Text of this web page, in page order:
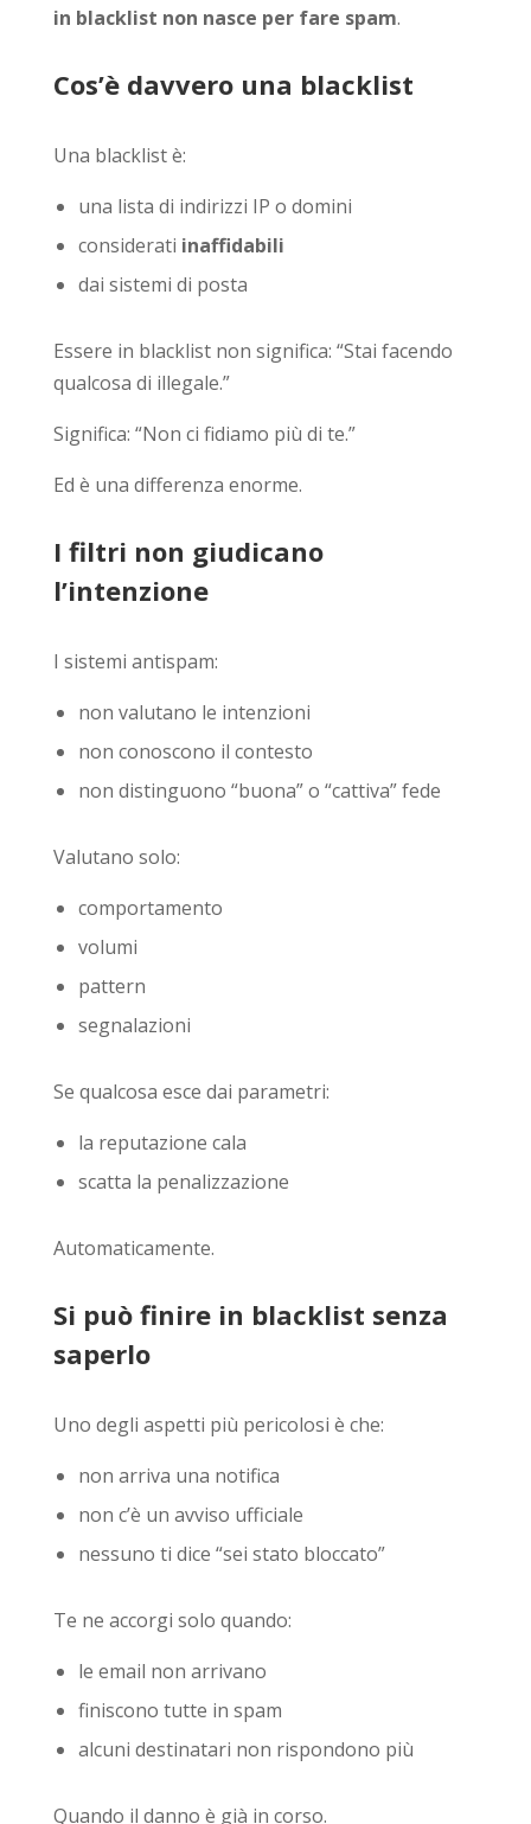
in blacklist non nasce per fare spam.
Cos’è davvero una blacklist
Una blacklist è:
una lista di indirizzi IP o domini
considerati inaffidabili
dai sistemi di posta
Essere in blacklist non significa: “Stai facendo
qualcosa di illegale.”
Significa: “Non ci fidiamo più di te.”
Ed è una differenza enorme.
I filtri non giudicano
l’intenzione
I sistemi antispam:
non valutano le intenzioni
non conoscono il contesto
non distinguono “buona” o “cattiva” fede
Valutano solo:
comportamento
volumi
pattern
segnalazioni
Se qualcosa esce dai parametri:
la reputazione cala
scatta la penalizzazione
Automaticamente.
Si può finire in blacklist senza
saperlo
Uno degli aspetti più pericolosi è che:
non arriva una notifica
non c’è un avviso ufficiale
nessuno ti dice “sei stato bloccato”
Te ne accorgi solo quando:
le email non arrivano
finiscono tutte in spam
alcuni destinatari non rispondono più
Quando il danno è già in corso.